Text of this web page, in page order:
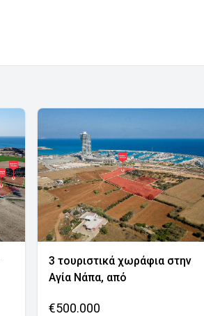
3 τουριστικά χωράφια στην
Αγία Νάπα, από
€500.000